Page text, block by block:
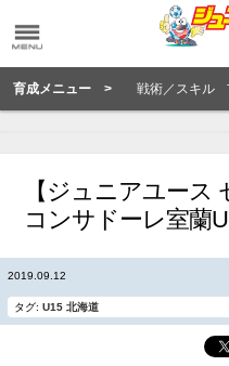
育成メニュー > 戦術／スキル
【ジュニアユース
コンサドーレ室蘭
2019.09.12
タグ: U15 北海道